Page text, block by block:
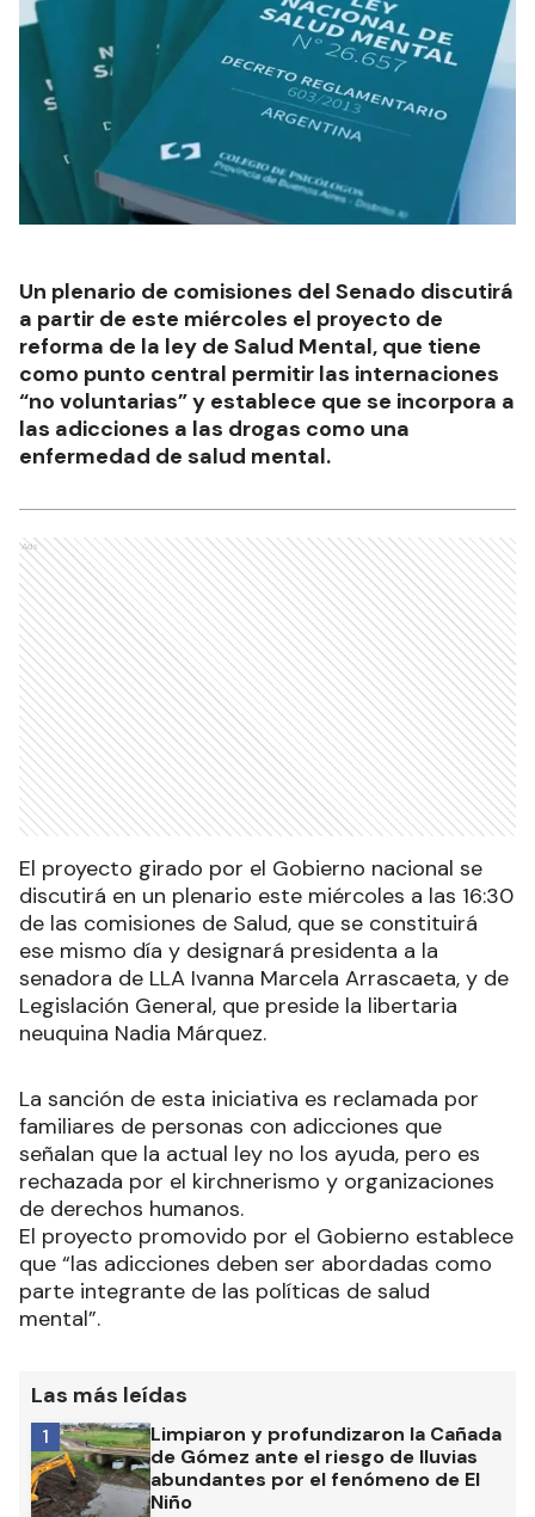
Un plenario de comisiones del Senado discutirá
a partir de este miércoles el proyecto de
reforma de la ley de Salud Mental, que tiene
como punto central permitir las internaciones
“no voluntarias” y establece que se incorpora a
las adicciones a las drogas como una
enfermedad de salud mental.
Ads
El proyecto girado por el Gobierno nacional se
discutirá en un plenario este miércoles a las 16:30
de las comisiones de Salud, que se constituirá
ese mismo día y designará presidenta a la
senadora de LLA Ivanna Marcela Arrascaeta, y de
Legislación General, que preside la libertaria
neuquina Nadia Márquez.
La sanción de esta iniciativa es reclamada por
familiares de personas con adicciones que
señalan que la actual ley no los ayuda, pero es
rechazada por el kirchnerismo y organizaciones
de derechos humanos.
El proyecto promovido por el Gobierno establece
que “las adicciones deben ser abordadas como
parte integrante de las políticas de salud
mental”.
Las más leídas
Limpiaron y profundizaron la Cañada
de Gómez ante el riesgo de lluvias
abundantes por el fenómeno de El
Niño
1